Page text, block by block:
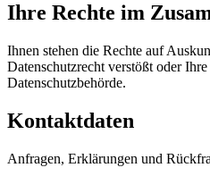
Ihre Rechte im
Ihnen stehen die Rechte auf
Datenschutzrecht verstößt oder
Datenschutzbehörde.
Kontaktdaten
Anfragen, Erklärungen und